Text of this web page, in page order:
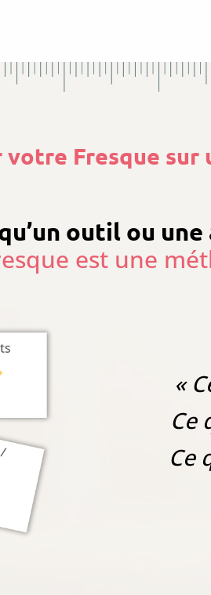
Fresque sur
outil ou
est une
«
Ce
Ce